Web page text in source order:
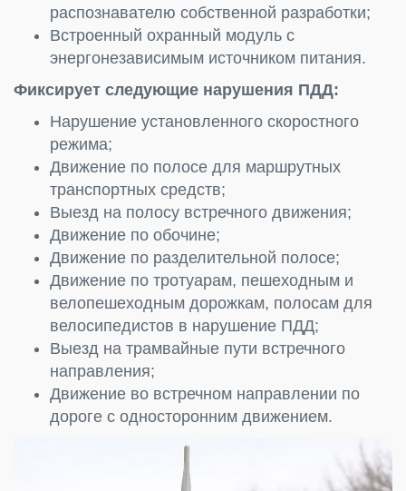
распознавателю собственной разработки;
Встроенный охранный модуль с
энергонезависимым источником питания.
Фиксирует следующие нарушения ПДД:
Нарушение установленного скоростного
режима;
Движение по полосе для маршрутных
транспортных средств;
Выезд на полосу встречного движения;
Движение по обочине;
Движение по разделительной полосе;
Движение по тротуарам, пешеходным и
велопешеходным дорожкам, полосам для
велосипедистов в нарушение ПДД;
Выезд на трамвайные пути встречного
направления;
Движение во встречном направлении по
дороге с односторонним движением.